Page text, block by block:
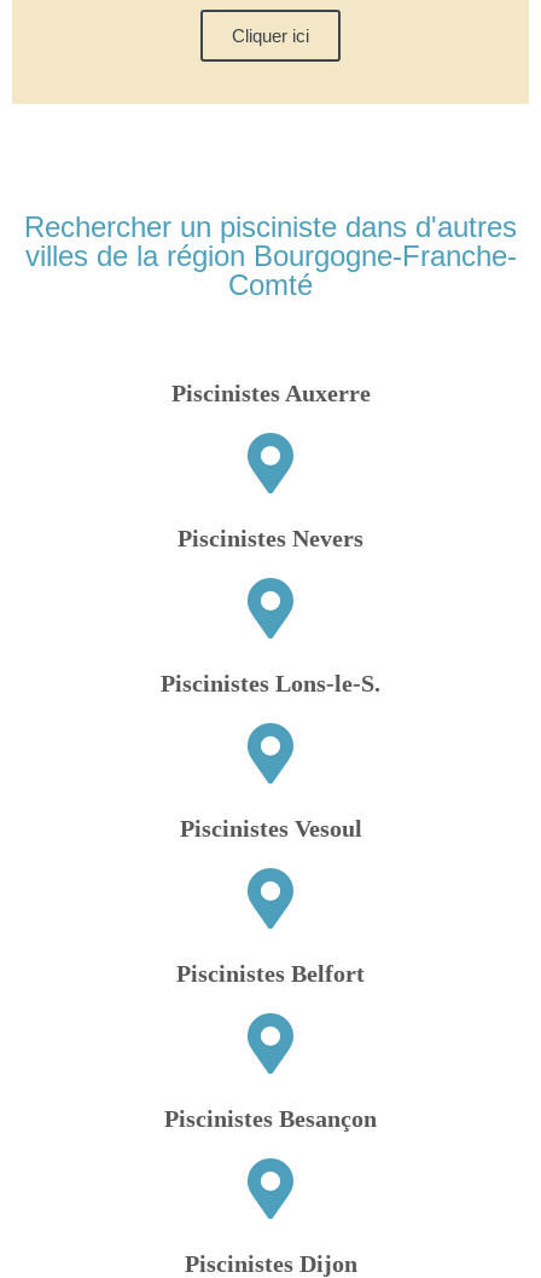
Cliquer ici
Rechercher un pisciniste dans d'autres
villes de la région Bourgogne-Franche-
Comté
Piscinistes Auxerre
Piscinistes Nevers
Piscinistes Lons-le-S.
Piscinistes Vesoul
Piscinistes Belfort
Piscinistes Besançon
Piscinistes Dijon